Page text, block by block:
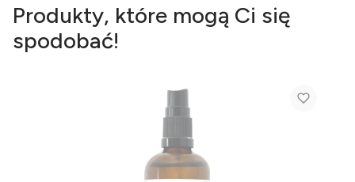
Produkty, które mogą Ci się
spodobać!